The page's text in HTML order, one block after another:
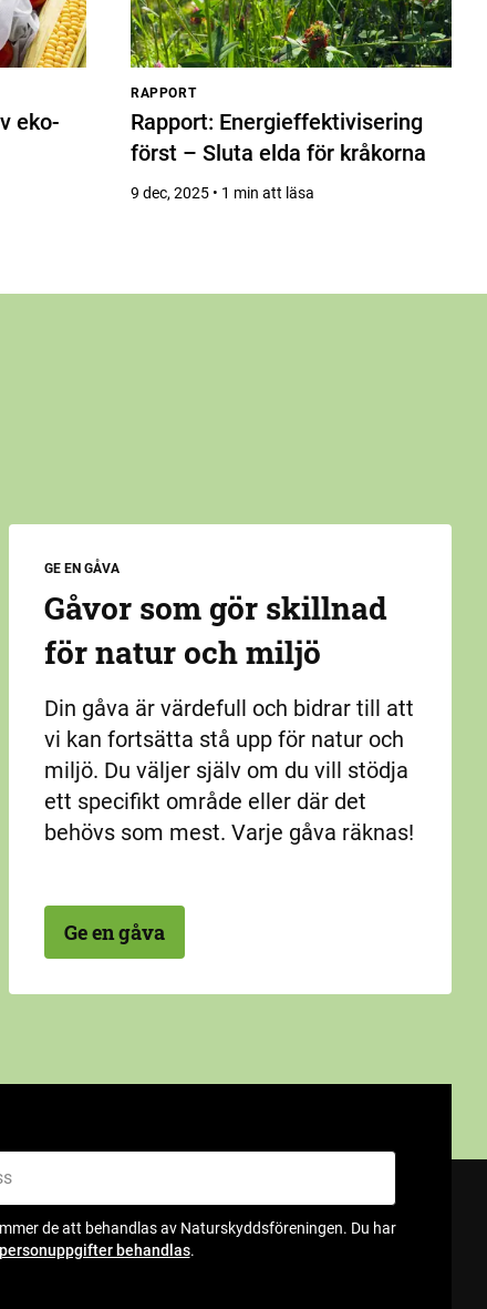
eko-
RAPPORT
Rapport: Energieffektivisering
först – Sluta elda för kråkorna
9 dec, 2025 • 1 min att läsa
GE EN GÅVA
Gåvor som gör skillnad
för natur och miljö
Din gåva är värdefull och bidrar till att
vi kan fortsätta stå upp för natur och
miljö. Du väljer själv om du vill stödja
ett specifikt område eller där det
behövs som mest. Varje gåva räknas!
Ge en gåva
de att behandlas av Naturskyddsföreningen. Du har
behandlas.